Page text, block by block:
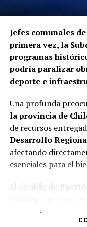
Jefes comunales
primera vez, la
programas
podría paralizar
deporte e
Una profunda
la provincia de
de recursos
Desarrollo
afectando
esenciales para el
El alca lde de
denunciar
fondos para